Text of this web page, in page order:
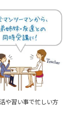
や習い事で忙しい方